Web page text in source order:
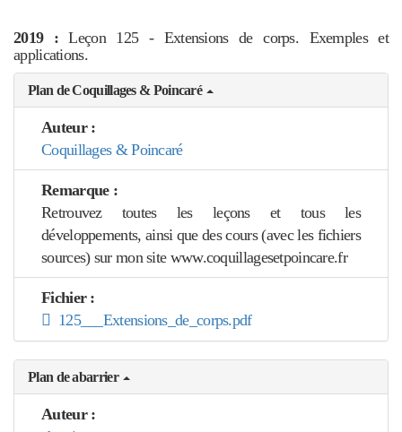
2019 : Leçon 125 - Extensions de corps. Exemples et
applications.
Plan de Coquillages & Poincaré
Auteur :
Coquillages & Poincaré
Remarque :
Retrouvez toutes les leçons et tous les
développements, ainsi que des cours (avec les fichiers
sources) sur mon site www.coquillagesetpoincare.fr
Fichier :
125___Extensions_de_corps.pdf
Plan de abarrier
Auteur :